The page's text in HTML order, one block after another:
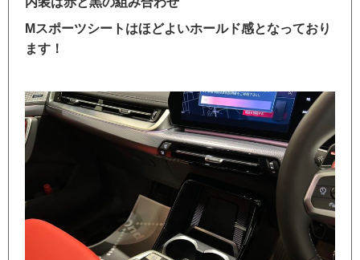
Mスポーツシートはほどよいホールド感となっており
ます！